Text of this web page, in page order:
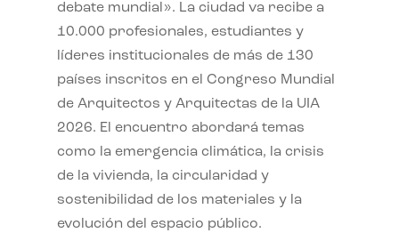
debate mundial». La ciudad va recibe a
10.000 profesionales, estudiantes y
líderes institucionales de más de 130
países inscritos en el Congreso Mundial
de Arquitectos y Arquitectas de la UIA
2026. El encuentro abordará temas
como la emergencia climática, la crisis
de la vivienda, la circularidad y
sostenibilidad de los materiales y la
evolución del espacio público.